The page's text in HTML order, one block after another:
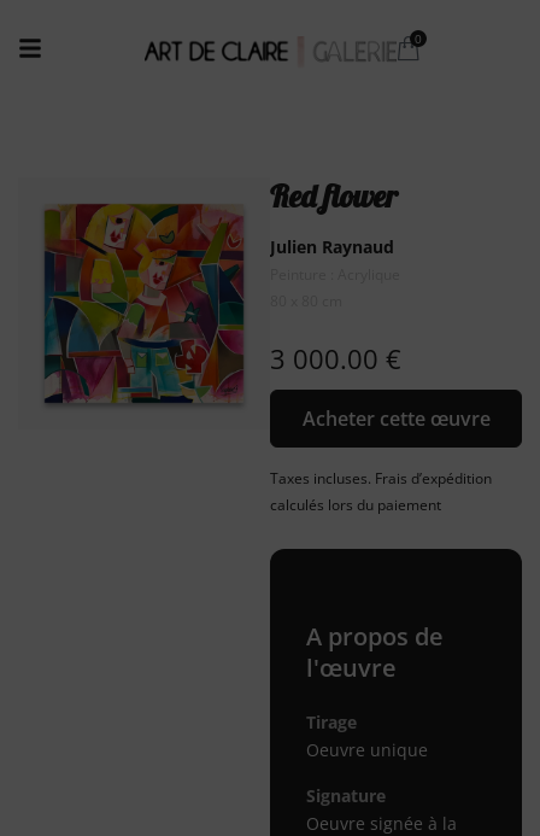
Red flower
Julien Raynaud
3 000.00 €
Acheter cette œuvre
Taxes incluses. Frais d’expédition
calculés lors du paiement
A propos de
l'œuvre
Tirage
Oeuvre unique
Signature
Oeuvre signée à la